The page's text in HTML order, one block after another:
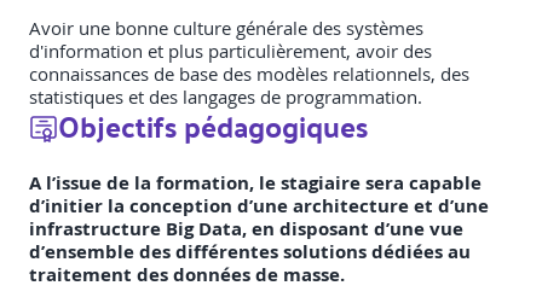
Avoir une bonne culture générale des systèmes
d'information et plus particulièrement, avoir des
connaissances de base des modèles relationnels, des
statistiques et des langages de programmation.
Objectifs pédagogiques
A l’issue de la formation, le stagiaire sera capable
d’initier la conception d’une architecture et d’une
infrastructure Big Data, en disposant d’une vue
d’ensemble des différentes solutions dédiées au
traitement des données de masse.